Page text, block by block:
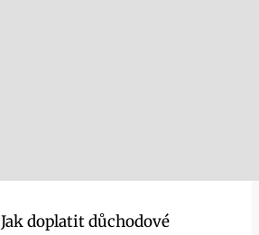
Jak doplatit důchodové